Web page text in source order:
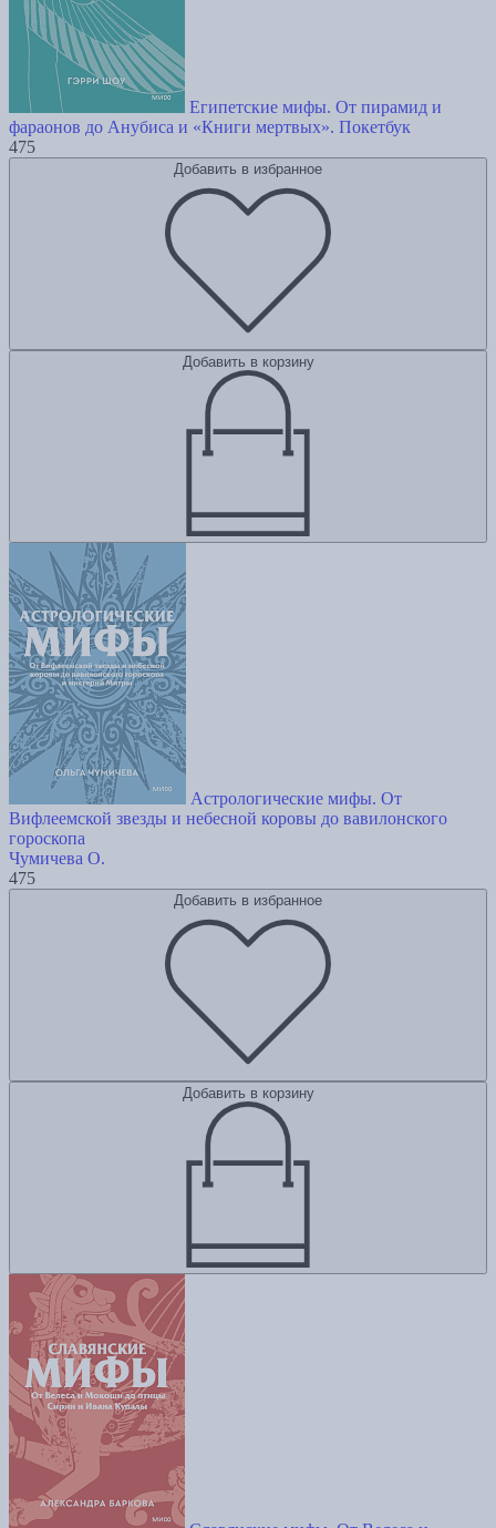
Египетские мифы. От пирамид и
фараонов до Анубиса и «Книги мертвых». Покетбук
475
Добавить в избранное
Добавить в корзину
Астрологические мифы. От
Вифлеемской звезды и небесной коровы до вавилонского
гороскопа
Чумичева О.
475
Добавить в избранное
Добавить в корзину